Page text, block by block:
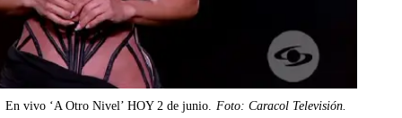
En vivo ‘A Otro Nivel’ HOY 2 de junio. Foto: Caracol Televisión.